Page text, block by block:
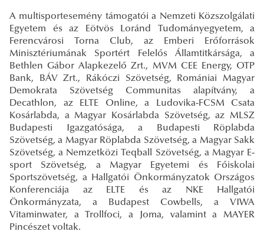
A multisportesemény támogatói a Nemzeti Közszolgálati
Egyetem és az Eötvös Loránd Tudományegyetem, a
Ferencvárosi Torna Club, az Emberi Erőforrások
Minisztériumának Sportért Felelős Államtitkársága, a
Bethlen Gábor Alapkezelő Zrt., MVM CEE Energy, OTP
Bank, BÁV Zrt., Rákóczi Szövetség, Romániai Magyar
Demokrata Szövetség Communitas alapítvány, a
Decathlon, az ELTE Online, a Ludovika-FCSM Csata
Kosárlabda, a Magyar Kosárlabda Szövetség, az MLSZ
Budapesti Igazgatósága, a Budapesti Röplabda
Szövetség, a Magyar Röplabda Szövetség, a Magyar Sakk
Szövetség, a Nemzetközi Teqball Szövetség, a Magyar E-
sport Szövetség, a Magyar Egyetemi és Főiskolai
Sportszövetség, a Hallgatói Önkormányzatok Országos
Konferenciája az ELTE és az NKE Hallgatói
Önkormányzata, a Budapest Cowbells, a VIWA
Vitaminwater, a Trollfoci, a Joma, valamint a MAYER
Pincészet voltak.